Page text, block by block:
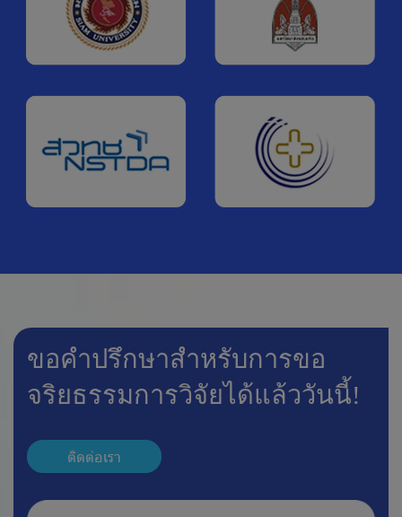
ขอคำปรึกษาสำหรับการขอ
จริยธรรมการวิจัยได้แล้ววันนี้!
ติดต่อเรา